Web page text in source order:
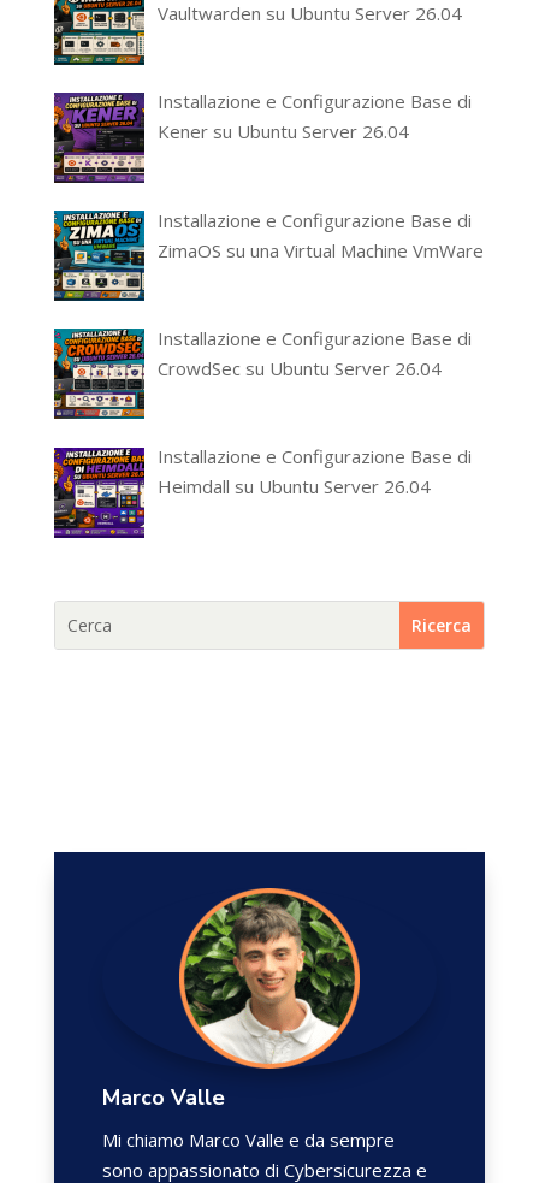
Vaultwarden su Ubuntu Server 26.04
Installazione e Configurazione Base di
Kener su Ubuntu Server 26.04
Installazione e Configurazione Base di
ZimaOS su una Virtual Machine VmWare
Installazione e Configurazione Base di
CrowdSec su Ubuntu Server 26.04
Installazione e Configurazione Base di
Heimdall su Ubuntu Server 26.04
Marco Valle
Mi chiamo Marco Valle e da sempre
sono appassionato di Cybersicurezza e